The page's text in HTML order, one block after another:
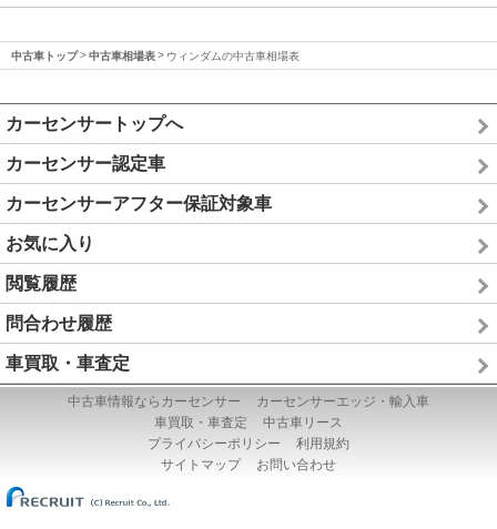
中古車トップ 中古車相場表 ウィンダムの中古車相場表
カーセンサートップへ
カーセンサー認定車
カーセンサーアフター保証対象車
お気に入り
閲覧履歴
問合わせ履歴
車買取・車査定
中古車情報ならカーセンサー
カーセンサーエッジ・輸入車
車買取・車査定
中古車リース
プライバシーポリシー
利用規約
サイトマップ
お問い合わせ